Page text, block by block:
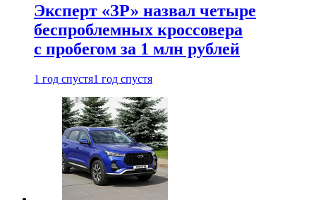
Эксперт «ЗР» назвал четыре
беспроблемных кроссовера
с пробегом за 1 млн рублей
1 год спустя1 год спустя